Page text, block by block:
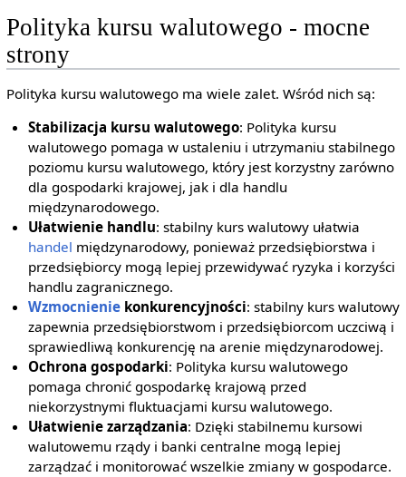
Polityka kursu walutowego - mocne
strony
Polityka kursu walutowego ma wiele zalet. Wśród nich są:
Stabilizacja kursu walutowego: Polityka kursu
walutowego pomaga w ustaleniu i utrzymaniu stabilnego
poziomu kursu walutowego, który jest korzystny zarówno
dla gospodarki krajowej, jak i dla handlu
międzynarodowego.
Ułatwienie handlu: stabilny kurs walutowy ułatwia
handel międzynarodowy, ponieważ przedsiębiorstwa i
przedsiębiorcy mogą lepiej przewidywać ryzyka i korzyści
handlu zagranicznego.
Wzmocnienie konkurencyjności: stabilny kurs walutowy
zapewnia przedsiębiorstwom i przedsiębiorcom uczciwą i
sprawiedliwą konkurencję na arenie międzynarodowej.
Ochrona gospodarki: Polityka kursu walutowego
pomaga chronić gospodarkę krajową przed
niekorzystnymi fluktuacjami kursu walutowego.
Ułatwienie zarządzania: Dzięki stabilnemu kursowi
walutowemu rządy i banki centralne mogą lepiej
zarządzać i monitorować wszelkie zmiany w gospodarce.